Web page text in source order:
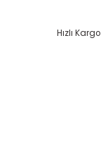
Hızlı Kargo